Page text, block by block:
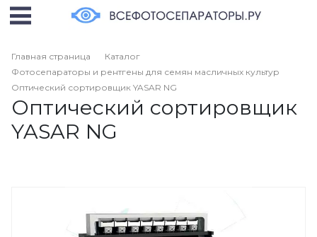
Главная страница
Каталог
Фотосепараторы и рентгены для семян масличных культур
Оптический сортировщик YASAR NG
Оптический сортировщик
YASAR NG